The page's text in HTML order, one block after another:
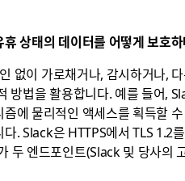
상태의 데이터를 어떻게 보호
없이 가로채거나, 감시하거나,
방법을 활용합니다. 예를 들어,
에 물리적인 액세스를 획득할
. Slack은 HTTPS에서 TLS 1.2
두 엔드포인트(Slack 및 당사의